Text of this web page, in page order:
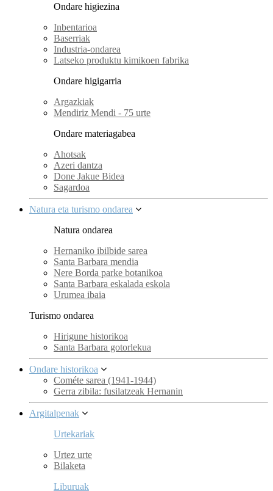
Ondare higiezina
Inbentarioa
Baserriak
Industria-ondarea
Latseko produktu kimikoen fabrika
Ondare higigarria
Argazkiak
Mendiriz Mendi - 75 urte
Ondare materiagabea
Ahotsak
Azeri dantza
Done Jakue Bidea
Sagardoa
Natura eta turismo ondarea
Natura ondarea
Hernaniko ibilbide sarea
Santa Barbara mendia
Nere Borda parke botanikoa
Santa Barbara eskalada eskola
Urumea ibaia
Turismo ondarea
Hirigune historikoa
Santa Barbara gotorlekua
Ondare historikoa
Cométe sarea (1941-1944)
Gerra zibila: fusilatzeak Hernanin
Argitalpenak
Urtekariak
Urtez urte
Bilaketa
Liburuak